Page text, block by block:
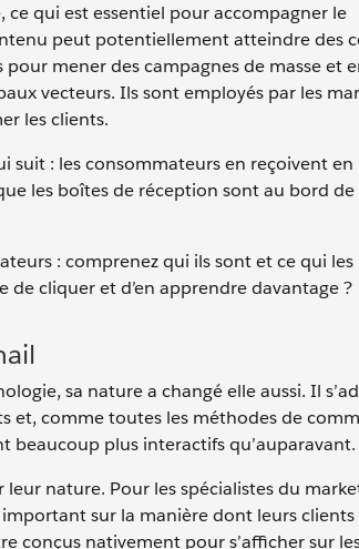
qui est essentiel pour accompagner le
peut potentiellement atteindre des
mener des campagnes de masse et
vecteurs. Ils sont employés par les
les clients.
suit : les consommateurs en reçoivent en
les boîtes de réception sont au bord de
: comprenez qui ils sont et ce qui les
cliquer et d’en apprendre davantage ?
sa nature a changé elle aussi. Il
et, comme toutes les méthodes de
beaucoup plus interactifs qu’auparavant.
leur nature. Pour les spécialistes du
sur la manière dont leurs clients
conçus nativement pour s’afficher sur